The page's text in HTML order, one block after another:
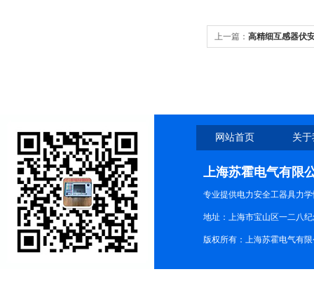
上一篇： 高精细互感器伏
网站首页 关
上海苏霍电气有限
专业提供电力安全工器具力
地址：上海市宝山区一二八纪
版权所有：上海苏霍电气有